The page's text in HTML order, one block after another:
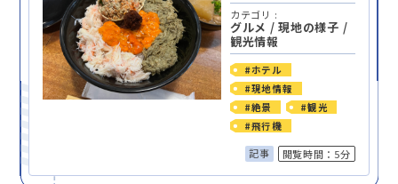
カテゴリ :
グルメ /現地の様子 /
観光情報
#ホテル
#現地情報
#絶景
#観光
#飛行機
記事 閲覧時間：5分